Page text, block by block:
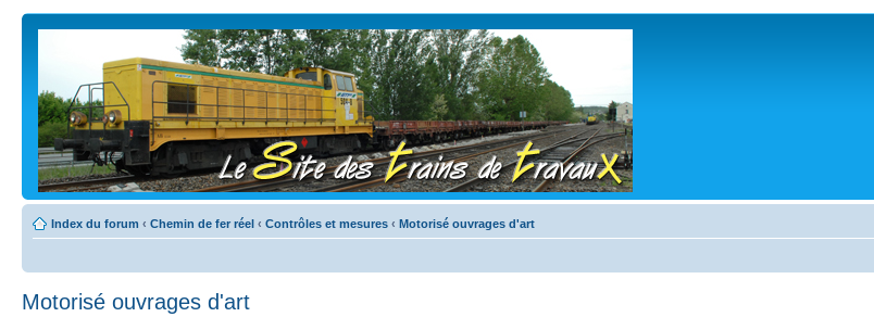
Index du forum ‹ Chemin de fer réel ‹ Contrôles et mesures ‹ Motorisé ouvrages d'art
Motorisé ouvrages d'art